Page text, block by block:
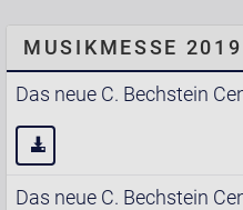
MUSIKMESSE 2019
Das neue C. Bechstein
Das neue C. Bechstein